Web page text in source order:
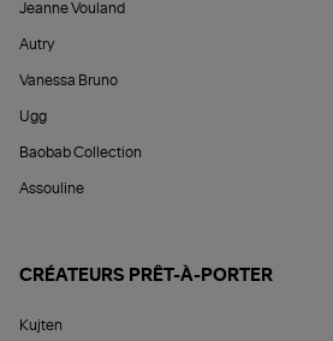
Jeanne Vouland
Autry
Vanessa Bruno
Ugg
Baobab Collection
Assouline
CRÉATEURS PRÊT-À-PORTER
Kujten